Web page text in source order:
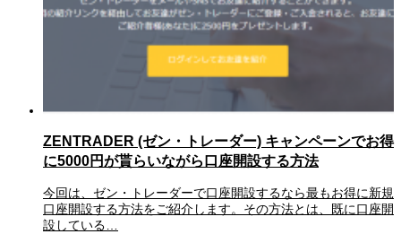
ZENTRADER (ゼン・トレーダー) キャンペーンでお得
に5000円が貰らいながら口座開設する方法
今回は、ゼン・トレーダーで口座開設するなら最もお得に新規
口座開設する方法をご紹介します。その方法とは、既に口座開
設している…